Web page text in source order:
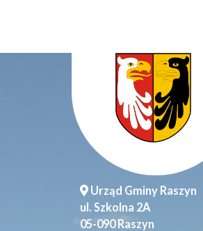
Urząd Gminy Raszyn
ul. Szkolna 2A
05-090 Raszyn